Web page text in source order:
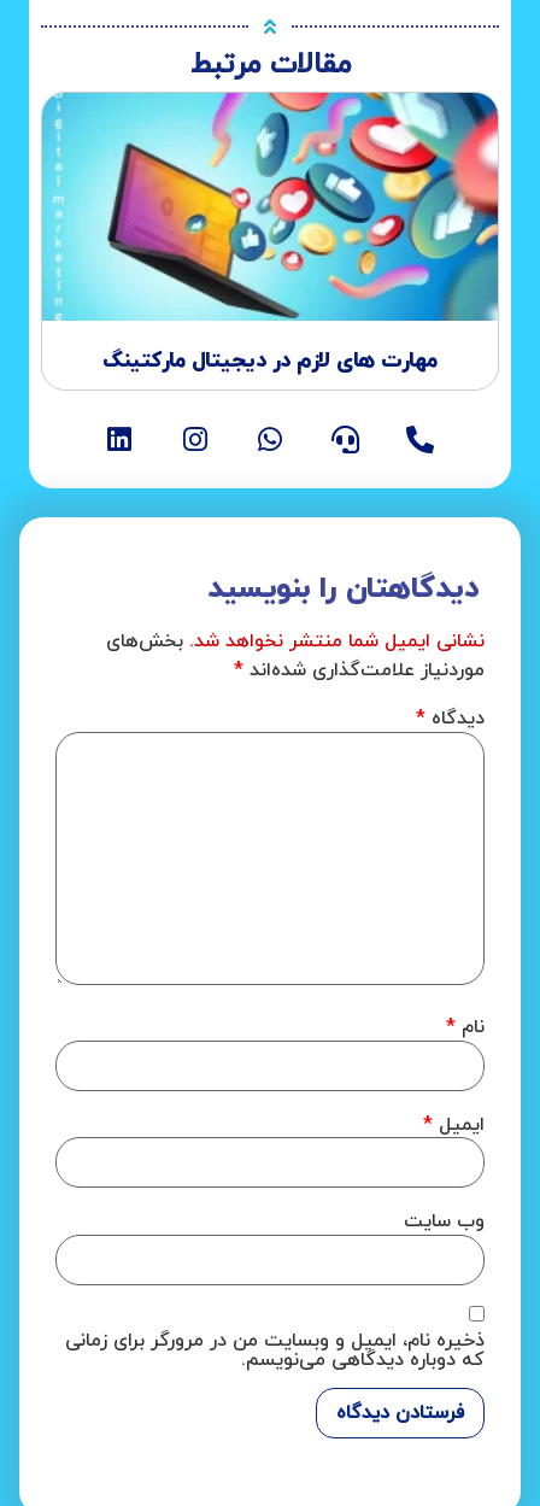
مقالات مرتبط
مهارت های لازم در دیجیتال مارکتینگ
دیدگاهتان را بنویسید
نشانی ایمیل شما منتشر نخواهد شد. بخش‌های
موردنیاز علامت‌گذاری شده‌اند *
دیدگاه *
نام *
ایمیل *
وب‌ سایت
ذخیره نام، ایمیل و وبسایت من در مرورگر برای زمانی
که دوباره دیدگاهی می‌نویسم.